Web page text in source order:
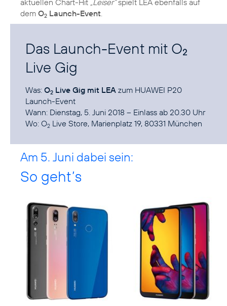
dem O2 Launch-Event
Das Launch-Event mit O2
Live Gig
Was: O2 Live Gig mit LEA zum HUAWEI P20
Launch-Event
Wann: Dienstag, 5. Juni 2018 – Einlass ab 20.30 Uhr
Wo: O2 Live Store, Marienplatz 19, 80331 München
Am 5. Juni dabei sein:
So geht’s